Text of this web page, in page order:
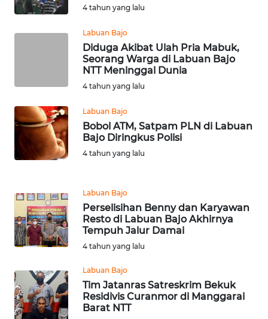
4 tahun yang lalu
Labuan Bajo
Diduga Akibat Ulah Pria Mabuk,
Seorang Warga di Labuan Bajo
NTT Meninggal Dunia
4 tahun yang lalu
Labuan Bajo
Bobol ATM, Satpam PLN di Labuan
Bajo Diringkus Polisi
4 tahun yang lalu
Labuan Bajo
Perselisihan Benny dan Karyawan
Resto di Labuan Bajo Akhirnya
Tempuh Jalur Damai
4 tahun yang lalu
Labuan Bajo
Tim Jatanras Satreskrim Bekuk
Residivis Curanmor di Manggarai
Barat NTT
Wahana
WN
JAKARTA
WN
WN
BANTEN
WN
WN
KEPRI